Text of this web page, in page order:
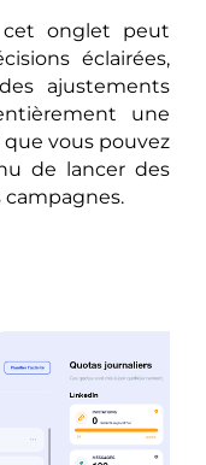
cet onglet peut
éclairées,
ajustements
une
que vous pouvez
de lancer des
campagnes.